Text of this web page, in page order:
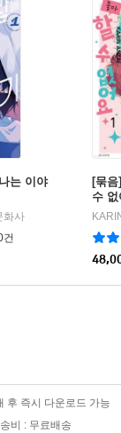
는 이야
화사
건
[묶
수
후 즉시 다운로드 가능
비 : 무료배송